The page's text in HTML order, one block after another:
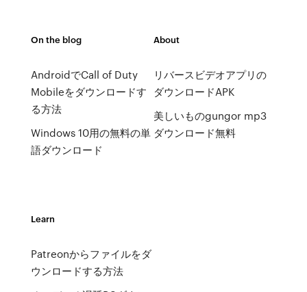
On the blog
AndroidでCall of Duty
Mobileをダウンロードす
る方法
Windows 10用の無料の単
語ダウンロード
About
リバースビデオアプリの
ダウンロードAPK
美しいものgungor mp3
ダウンロード無料
Learn
Patreonからファイルをダ
ウンロードする方法